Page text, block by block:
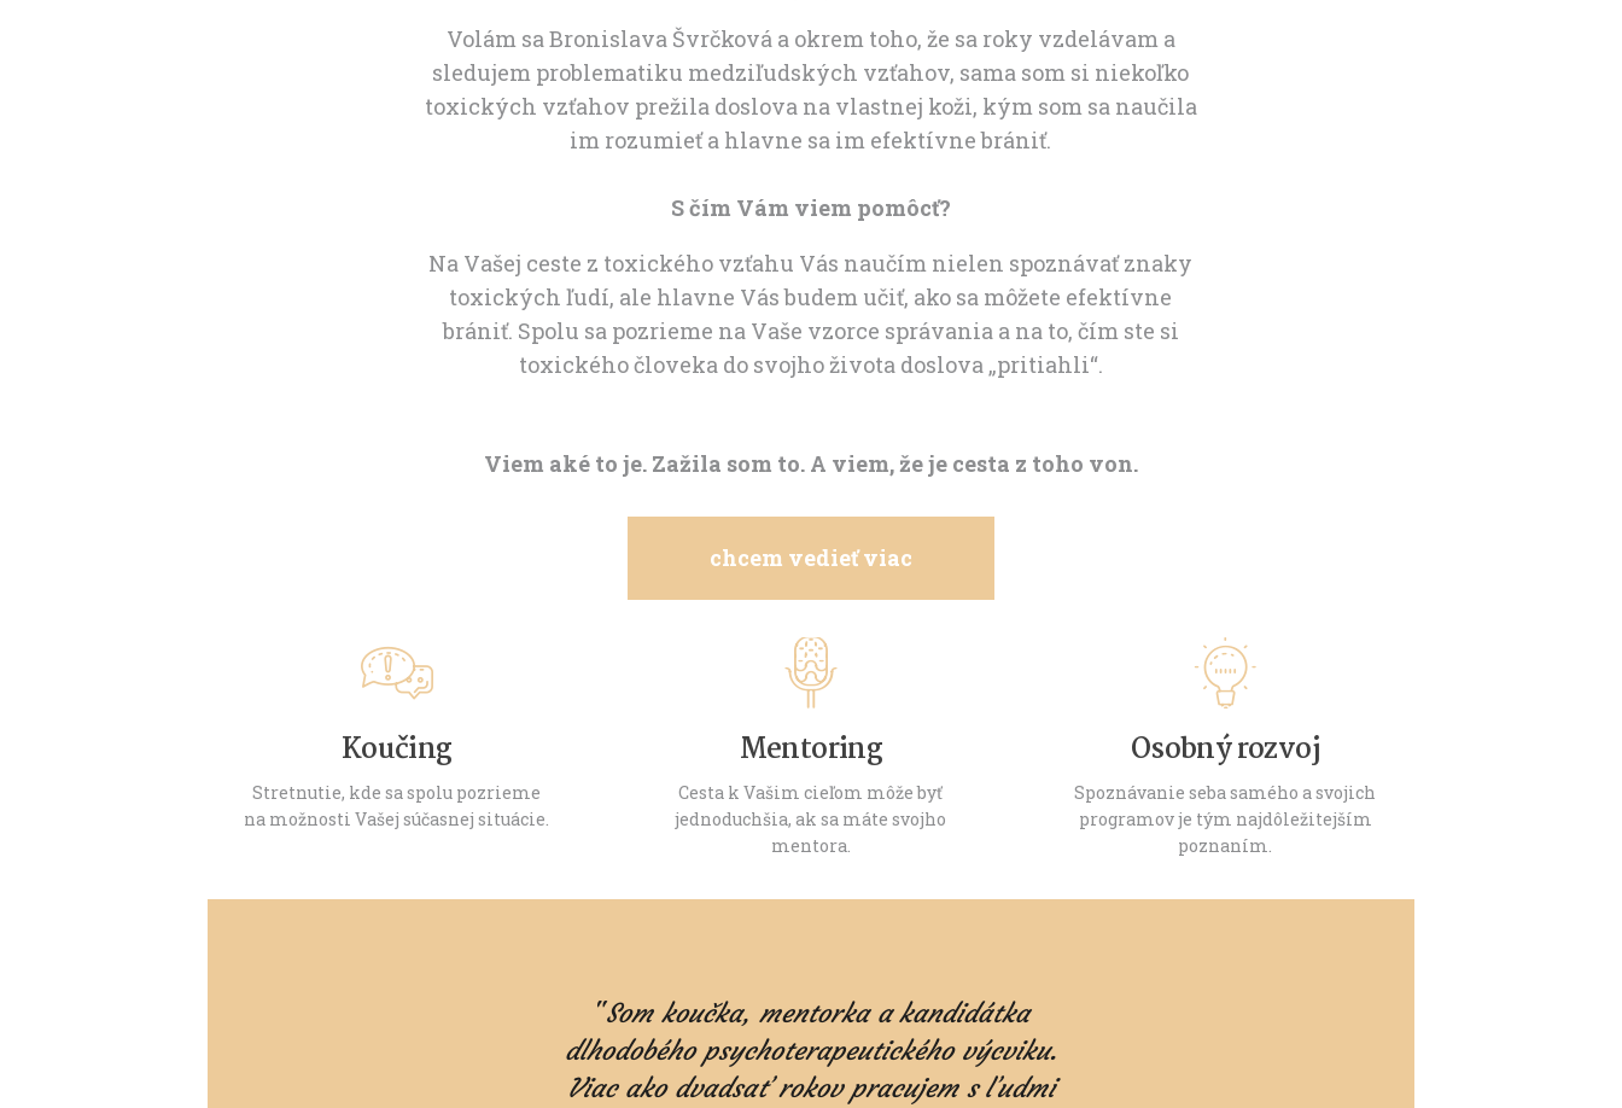
Volám sa Bronislava Švrčková a okrem toho, že sa roky vzdelávam a
sledujem problematiku medziľudských vzťahov, sama som si niekoľko
toxických vzťahov prežila doslova na vlastnej koži, kým som sa naučila
im rozumieť a hlavne sa im efektívne brániť.
S čím Vám viem pomôcť?
Na Vašej ceste z toxického vzťahu Vás naučím nielen spoznávať znaky
toxických ľudí, ale hlavne Vás budem učiť, ako sa môžete efektívne
brániť. Spolu sa pozrieme na Vaše vzorce správania a na to, čím ste si
toxického človeka do svojho života doslova „pritiahli“.
Viem aké to je. Zažila som to. A viem, že je cesta z toho von.
chcem vedieť viac
Koučing
Stretnutie, kde sa spolu pozrieme
na možnosti Vašej súčasnej situácie.
Mentoring
Cesta k Vašim cieľom môže byť
jednoduchšia, ak sa máte svojho
mentora.
Osobný rozvoj
Spoznávanie seba samého a svojich
programov je tým najdôležitejším
poznaním.
"Som koučka, mentorka a kandidátka
dlhodobého psychoterapeutického výcviku.
Viac ako dvadsať rokov pracujem s ľudmi